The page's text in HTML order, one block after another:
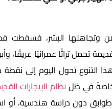
البشر، فسقطت
تحمل تراثًا عمرانيًا عريقًا،
التنوع تحول اليوم إلى
خاصةً في ظلنظام الإيجارات
طوابق دون دراسة هندسية، أو